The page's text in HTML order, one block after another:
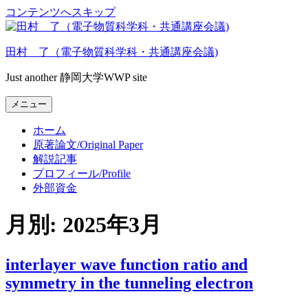
コンテンツへスキップ
田村 了（電子物質科学科・共通講座会議)
Just another 静岡大学WWP site
メニュー
ホーム
原著論文/Original Paper
解説記事
プロフィール/Profile
外部資金
月別: 2025年3月
interlayer wave function ratio and
symmetry in the tunneling electron